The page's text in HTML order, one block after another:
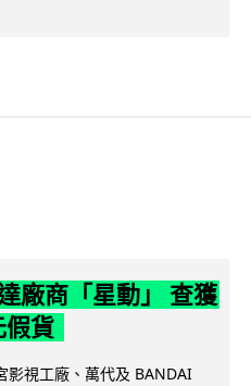
廠商「星動」 查獲
貨
影視工廠、萬代及 BANDAI